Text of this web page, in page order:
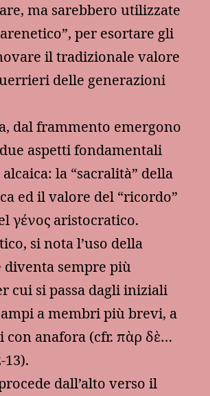
ma sarebbero utilizzate
per esortare gli
il tradizionale valore
delle generazioni
dal frammento emergono
aspetti fondamentali
la “sacralità” della
ed il valore del “ricordo”
γένος aristocratico.
si nota l’uso della
diventa sempre più
cui si passa dagli iniziali
a membri più brevi, a
anafora (cfr. πὰρ δὲ…
13).
dall’alto verso il